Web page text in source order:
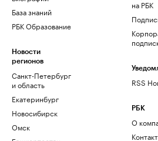
База знаний
РБК Образование
Новости
регионов
Санкт-Петербург
и область
Екатеринбург
Новосибирск
Омск
на РБК
RSS
РБК
О